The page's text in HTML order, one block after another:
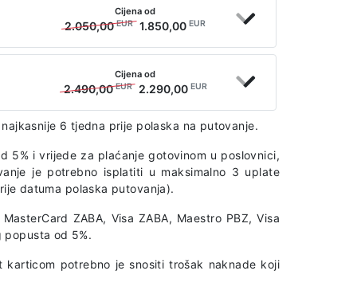
Cijena od
2.050,00EUR 1.850,00 EUR
Cijena od
2.490,00EUR 2.290,00 EUR
6 tjedna prije polaska na putovanje.
5% i vrijede za plaćanje gotovinom u poslovnici,
je potrebno isplatiti u maksimalno 3 uplate
datuma polaska putovanja).
ZABA, Visa ZABA, Maestro PBZ, Visa
popusta od 5%.
karticom potrebno je snositi trošak naknade koji